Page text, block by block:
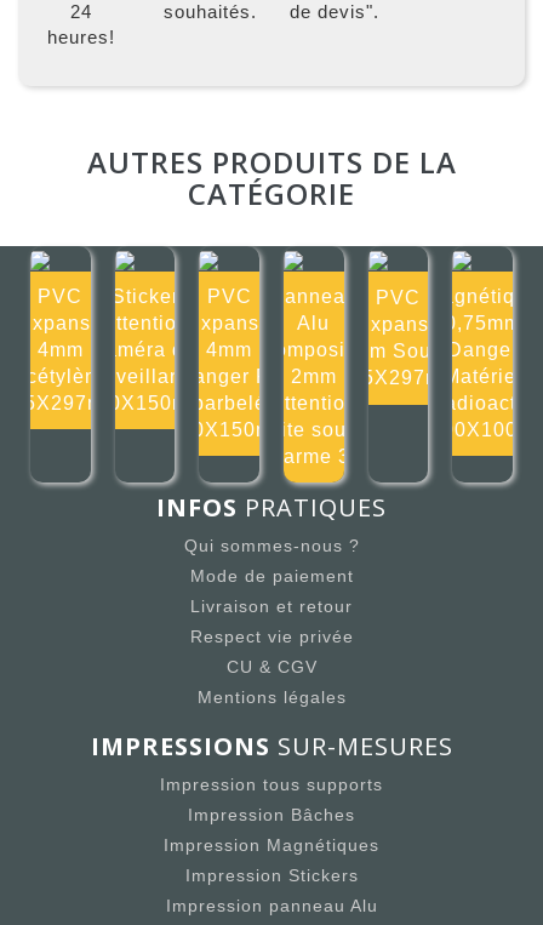
24
heures!
souhaités.
de devis".
AUTRES PRODUITS DE LA
CATÉGORIE
PVC
Expansé
4mm
Acétylène
105X297mm
Sticker
Attention
caméra de
surveillance
150X150mm
PVC
Expansé
4mm
Danger Fil
barbelé
150X150mm
Panneau
Alu
composite
2mm
Attention
site sous
alarme 30
PVC
Expansé
4mm Soude
105X297mm
Magnétique
0,75mm
Danger
Matériel
radioactif
100X100m
INFOS PRATIQUES
Qui sommes-nous ?
Mode de paiement
Livraison et retour
Respect vie privée
CU & CGV
Mentions légales
IMPRESSIONS SUR-MESURES
Impression tous supports
Impression Bâches
Impression Magnétiques
Impression Stickers
Impression panneau Alu